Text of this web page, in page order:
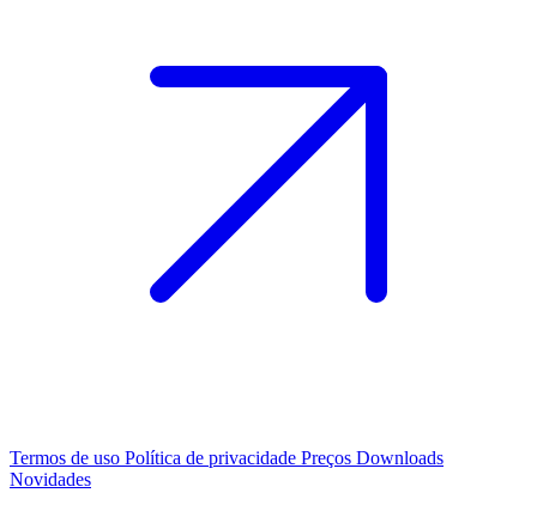
Termos de uso Política de privacidade Preços Downloads
Novidades